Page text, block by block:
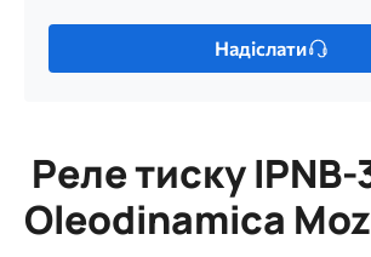
фото
Лише
МБ.
типи:
Надіслати
Реле тиску
Oleodinamica